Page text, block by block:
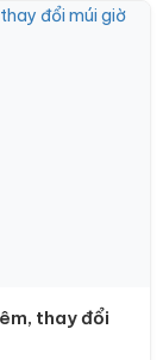
thay đổi